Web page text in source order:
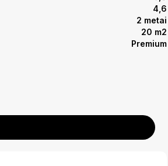
4,6
2 metai
20 m2
Premium